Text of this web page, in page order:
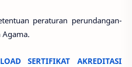
peraturan perundangan-
SERTIFIKAT AKREDITASI